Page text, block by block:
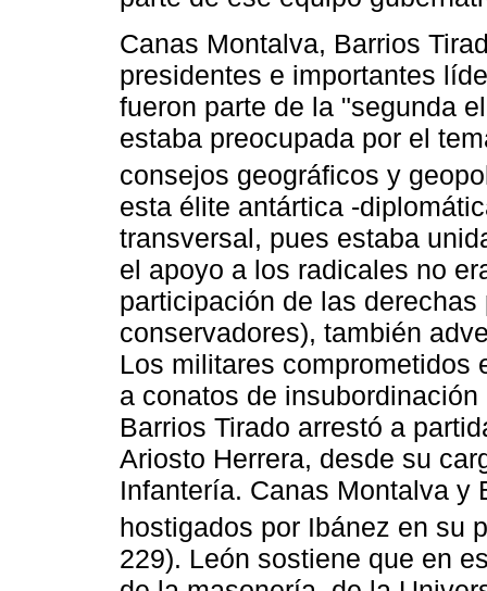
Canas Montalva, Barrios
presidentes e importantes
fueron parte de la "segunda
estaba preocupada por el
consejos geográficos y
esta élite antártica -
transversal, pues estaba
el apoyo a los radicales no
participación de las
conservadores), también
Los militares comprometidos
a conatos de
Barrios Tirado arrestó a
Ariosto Herrera, desde su
Infantería. Canas Montalva y
hostigados por Ibánez en su
229). León sostiene que en